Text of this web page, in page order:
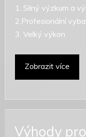
1. Silný výzkum a
2.Profesionální
3. Velký výkon
Zobrazit více
Výhody